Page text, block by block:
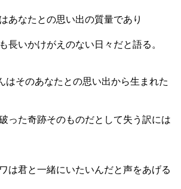
あなたとの思い出の質量であり
長いかけがえのない日々だと語る。
はそのあなたとの思い出から生まれた
った奇跡そのものだとして失う訳には
は君と一緒にいたいんだと声をあげる